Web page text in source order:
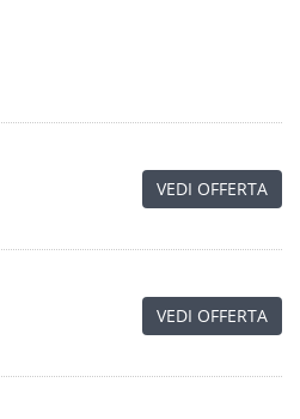
VEDI OFFERTA
VEDI OFFERTA